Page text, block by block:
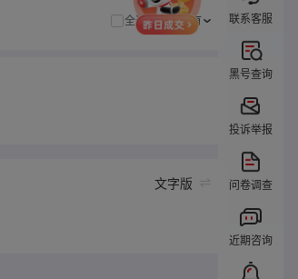
全选全部都要有
文字版
联系客服
黑号查询
投诉举报
问卷调查
近期咨询